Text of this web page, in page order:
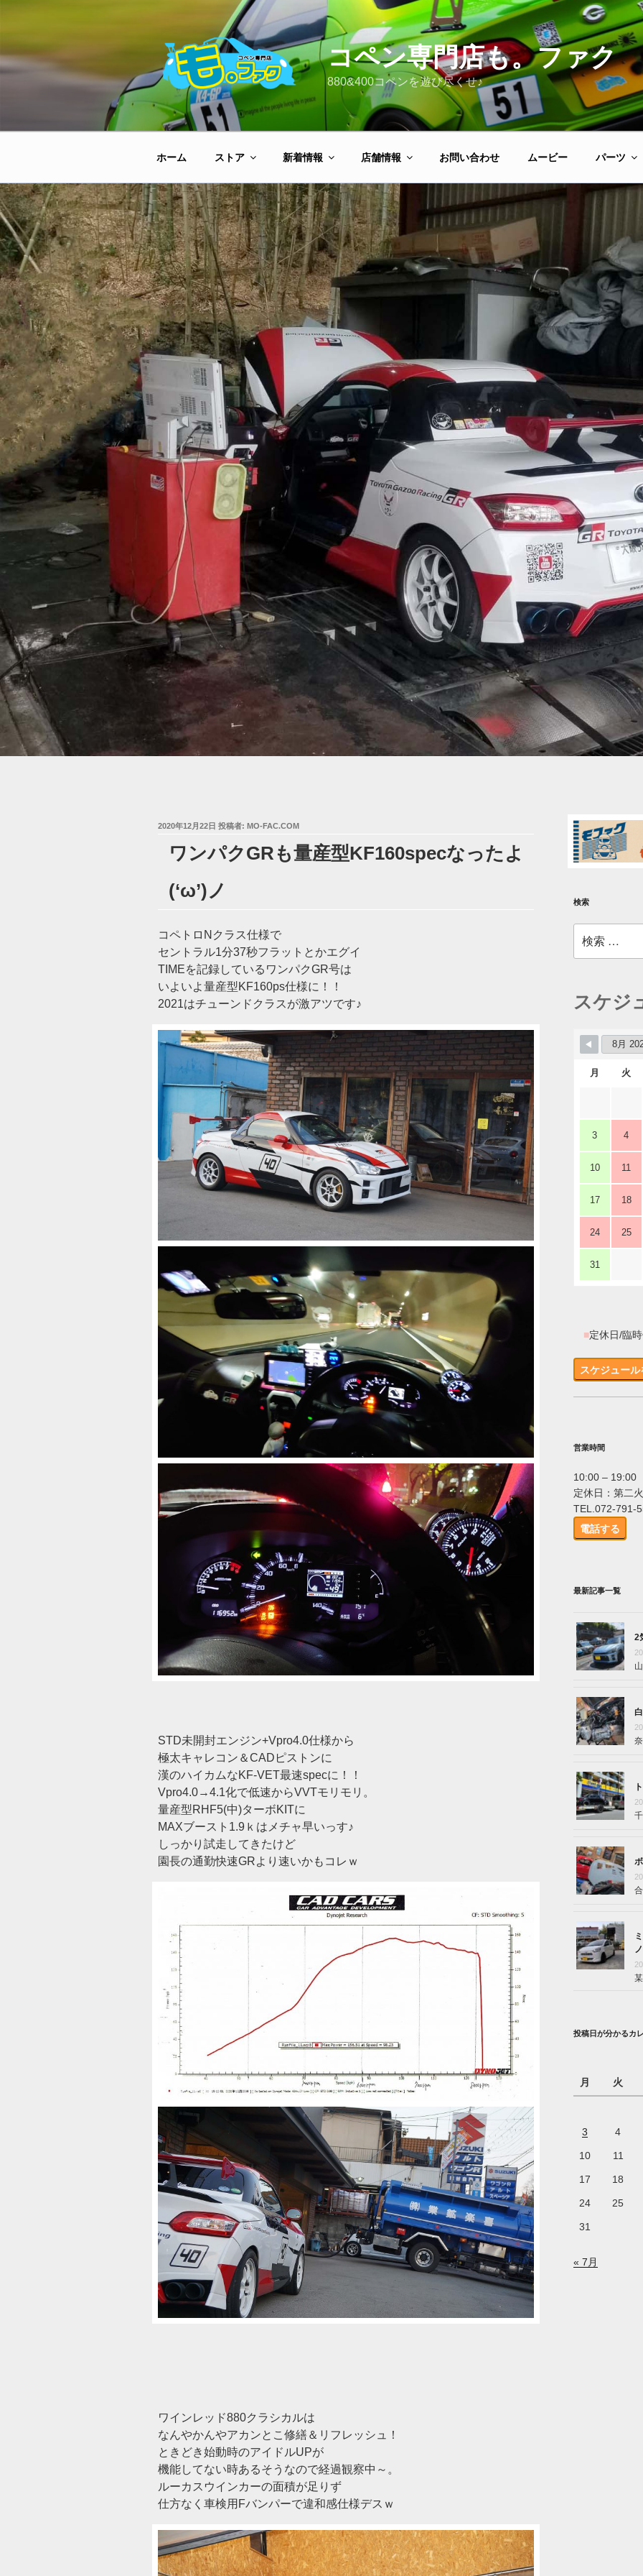
ン
ツ
キ
コペン専門店も。ファク
880&400コペンを遊び尽くせ♪
ホーム ストア 新着情報 店舗情報 お問い合わせ ムービー パーツ
投
2020年12月22日 投稿者: MO-FAC.COM
ワンパクGRも量産型KF160specなったよ
(‘ω’)ノ
コペトロNクラス仕様で
セントラル1分37秒フラットとかエグイ
TIMEを記録しているワンパクGR号は
いよいよ量産型KF160ps仕様に！！
2021はチューンドクラスが激アツです♪
STD未開封エンジン+Vpro4.0仕様から
極太キャレコン＆CADピストンに
漢のハイカムなKF-VET最速specに！！
Vpro4.0→4.1化で低速からVVTモリモリ。
量産型RHF5(中)ターボKITに
MAXブースト1.9ｋはメチャ早いっす♪
しっかり試走してきたけど
園長の通勤快速GRより速いかもコレｗ
ワインレッド880クラシカルは
なんやかんやアカンとこ修繕＆リフレッシュ！
ときどき始動時のアイドルUPが
機能してない時あるそうなので経過観察中～。
ルーカスウインカーの面積が足りず
仕方なく車検用Fバンパーで違和感仕様デスｗ
検索
索:
スケジ
月 火
3 4
10 11
17 18
24 25
31
■定休日/臨
スケジュール
営業時間
10:00 – 19:00
定休日：第二
TEL.072-791-
電話する
最新記事一覧
2
ノ
投稿日が分かるカ
月 火
3 4
10 11
17 18
24 25
31
« 7月